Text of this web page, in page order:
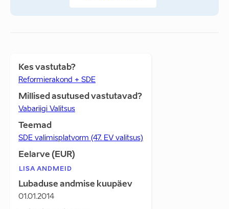
Kes vastutab?
Reformierakond + SDE
Millised asutused vastutavad?
Vabariigi Valitsus
Teemad
SDE valimisplatvorm (47. EV valitsus)
Eelarve (EUR)
LISA ANDMEID
Lubaduse andmise kuupäev
01.01.2014